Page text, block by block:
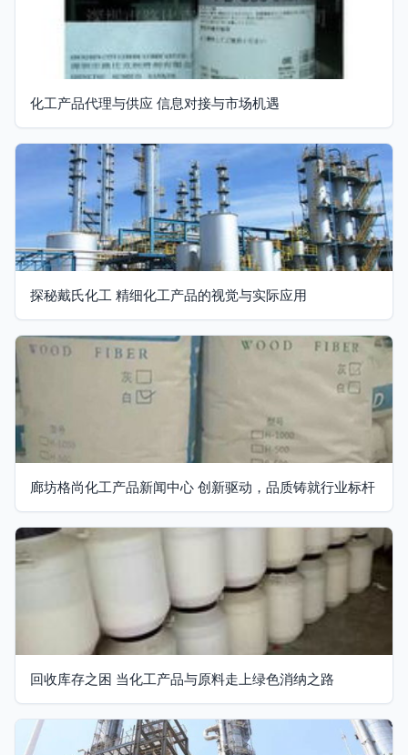
化工产品代理与供应 信息对接与市场机遇
探秘戴氏化工 精细化工产品的视觉与实际应用
廊坊格尚化工产品新闻中心 创新驱动，品质铸就行业标杆
回收库存之困 当化工产品与原料走上绿色消纳之路